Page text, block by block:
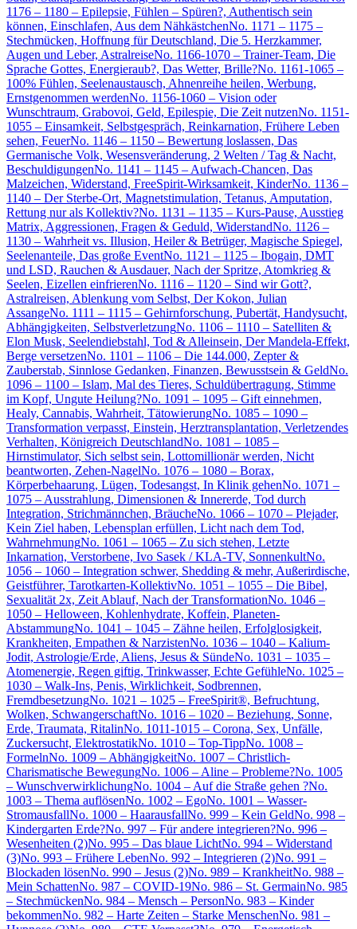
1176 – 1180 – Epilepsie, Fühlen – Spüren?, Authentisch sein
können, Einschlafen, Aus dem NähkästchenNo. 1171 – 1175 –
Stechmücken, Hoffnung für Deutschland, Die 5. Herzkammer,
Augen und Leber, AstralreiseNo. 1166-1070 – Trainer-Team, Die
Sprache Gottes, Energieraub?, Das Wetter, Brille?No. 1161-1065 –
100% Fühlen, Seelenaustausch, Ahnenreihe heilen, Werbung,
Ernstgenommen werdenNo. 1156-1060 – Vision oder
Wunschtraum, Grabovoi, Geld, Epilespie, Die Zeit nutzenNo. 1151-
1055 – Einsamkeit, Selbstgespräch, Reinkarnation, Frühere Leben
sehen, FeuerNo. 1146 – 1150 – Bewertung loslassen, Das
Germanische Volk, Wesensveränderung, 2 Welten / Tag & Nacht,
BeschuldigungenNo. 1141 – 1145 – Aufwach-Chancen, Das
Malzeichen, Widerstand, FreeSpirit-Wirksamkeit, KinderNo. 1136 –
1140 – Der Sterbe-Ort, Magnetstimulation, Tetanus, Amputation,
Rettung nur als Kollektiv?No. 1131 – 1135 – Kurs-Pause, Ausstieg
Matrix, Aggressionen, Fragen & Geduld, WiderstandNo. 1126 –
1130 – Wahrheit vs. Illusion, Heiler & Betrüger, Magische Spiegel,
Seelenanteile, Das große EventNo. 1121 – 1125 – Ibogain, DMT
und LSD, Rauchen & Ausdauer, Nach der Spritze, Atomkrieg &
Seelen, Eizellen einfrierenNo. 1116 – 1120 – Sind wir Gott?,
Astralreisen, Ablenkung vom Selbst, Der Kokon, Julian
AssangeNo. 1111 – 1115 – Gehirnforschung, Pubertät, Handysucht,
Abhängigkeiten, SelbstverletzungNo. 1106 – 1110 – Satelliten &
Elon Musk, Seelendiebstahl, Tod & Alleinsein, Der Mandela-Effekt,
Berge versetzenNo. 1101 – 1106 – Die 144.000, Zepter &
Zauberstab, Sinnlose Gedanken, Finanzen, Bewusstsein & GeldNo.
1096 – 1100 – Islam, Mal des Tieres, Schuldübertragung, Stimme
im Kopf, Ungute Heilung?No. 1091 – 1095 – Gift einnehmen,
Healy, Cannabis, Wahrheit, TätowierungNo. 1085 – 1090 –
Transformation verpasst, Einstein, Herztransplantation, Verletzendes
Verhalten, Königreich DeutschlandNo. 1081 – 1085 –
Hirnstimulator, Sich selbst sein, Lottomillionär werden, Nicht
beantworten, Zehen-NagelNo. 1076 – 1080 – Borax,
Körperbehaarung, Lügen, Todesangst, In Klinik gehenNo. 1071 –
1075 – Ausstrahlung, Dimensionen & Innererde, Tod durch
Integration, Strichmännchen, BräucheNo. 1066 – 1070 – Plejader,
Kein Ziel haben, Lebensplan erfüllen, Licht nach dem Tod,
WahrnehmungNo. 1061 – 1065 – Zu sich stehen, Letzte
Inkarnation, Verstorbene, Ivo Sasek / KLA-TV, SonnenkultNo.
1056 – 1060 – Integration schwer, Shedding & mehr, Außerirdische,
Geistführer, Tarotkarten-KollektivNo. 1051 – 1055 – Die Bibel,
Sexualität 2x, Zeit Ablauf, Nach der TransformationNo. 1046 –
1050 – Helloween, Kohlenhydrate, Koffein, Planeten-
AbstammungNo. 1041 – 1045 – Zähne heilen, Erfolglosigkeit,
Krankheiten, Empathen & NarzistenNo. 1036 – 1040 – Kalium-
Jodit, Astrologie/Erde, Aliens, Jesus & SündeNo. 1031 – 1035 –
Atomenergie, Regen giftig, Trinkwasser, Echte GefühleNo. 1025 –
1030 – Walk-Ins, Penis, Wirklichkeit, Sodbrennen,
FremdbesetzungNo. 1021 – 1025 – FreeSpirit®, Befruchtung,
Wolken, SchwangerschaftNo. 1016 – 1020 – Beziehung, Sonne,
Erde, Traumata, RitalinNo. 1011-1015 – Corona, Sex, Unfälle,
Zuckersucht, ElektrostatikNo. 1010 – Top-TippNo. 1008 –
FormelnNo. 1009 – AbhängigkeitNo. 1007 – Christlich-
Charismatische BewegungNo. 1006 – Aline – Probleme?No. 1005
– WunschverwirklichungNo. 1004 – Auf die Straße gehen ?No.
1003 – Thema auflösenNo. 1002 – EgoNo. 1001 – Wasser-
StromausfallNo. 1000 – HaarausfallNo. 999 – Kein GeldNo. 998 –
Kindergarten Erde?No. 997 – Für andere integrieren?No. 996 –
Wesenheiten (2)No. 995 – Das blaue LichtNo. 994 – Widerstand
(3)No. 993 – Frühere LebenNo. 992 – Integrieren (2)No. 991 –
Blockaden lösenNo. 990 – Jesus (2)No. 989 – KrankheitNo. 988 –
Mein SchattenNo. 987 – COVID-19No. 986 – St. GermainNo. 985
– StechmückenNo. 984 – Mensch – PersonNo. 983 – Kinder
bekommenNo. 982 – Harte Zeiten – Starke MenschenNo. 981 –